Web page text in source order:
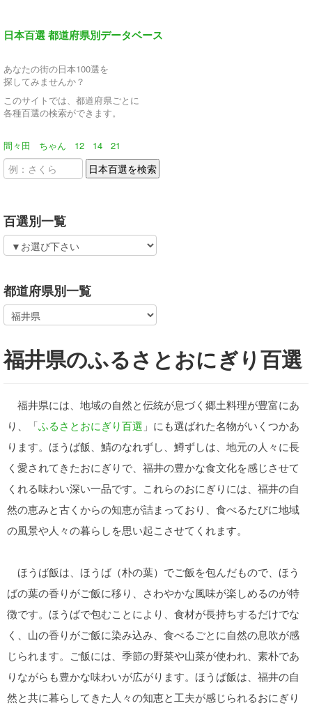
日本百選 都道府県別データベース
あなたの街の日本100選を
探してみませんか？
このサイトでは、都道府県ごとに
各種百選の検索ができます。
間々田 ちゃん 12 14 21
百選別一覧
都道府県別一覧
福井県のふるさとおにぎり百選
福井県には、地域の自然と伝統が息づく郷土料理が豊富にあ
り、「ふるさとおにぎり百選 」にも選ばれた名物がいくつかあ
ります。ほうば飯、鯖のなれずし、鱒ずしは、地元の人々に長
く愛されてきたおにぎりで、福井の豊かな食文化を感じさせて
くれる味わい深い一品です。これらのおにぎりには、福井の自
然の恵みと古くからの知恵が詰まっており、食べるたびに地域
の風景や人々の暮らしを思い起こさせてくれます。
ほうば飯は、ほうば（朴の葉）でご飯を包んだもので、ほう
ばの葉の香りがご飯に移り、さわやかな風味が楽しめるのが特
徴です。ほうばで包むことにより、食材が長持ちするだけでな
く、山の香りがご飯に染み込み、食べるごとに自然の息吹が感
じられます。ご飯には、季節の野菜や山菜が使われ、素朴であ
りながらも豊かな味わいが広がります。ほうば飯は、福井の自
然と共に暮らしてきた人々の知恵と工夫が感じられるおにぎり